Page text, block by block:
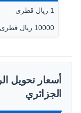
1 ريال قطرى
10000 ريال قطرى
أسعار تحويل
الجزائري